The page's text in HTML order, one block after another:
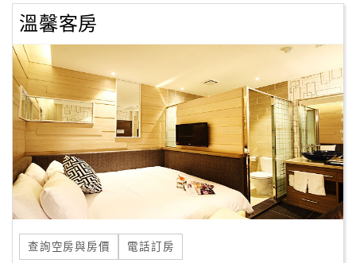
商
合
作
旅
伴
劃
品
宣
溫馨客房
查詢空房與房價 電話訂房